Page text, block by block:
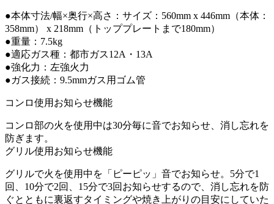
●本体寸法/幅×奥行×高さ：サイズ：560mm x 446mm（本体：
358mm） x 218mm（トッププレートまで180mm）
●重量：7.5kg
●適応ガス種：都市ガス12A・13A
●強化力：左強火力
●ガス接続：9.5mmガス用ゴム管
コンロ使用お知らせ機能
コンロ部の火を使用中は30分毎に音でお知らせ、消し忘れを
防ぎます。
グリル使用お知らせ機能
グリルで火を使用中を「ピーピッ」音でお知らせ。5分で1
回、10分で2回、15分で3回お知らせするので、消し忘れを防
ぐとともに裏返すタイミングや焼き上がりの目安にしていた